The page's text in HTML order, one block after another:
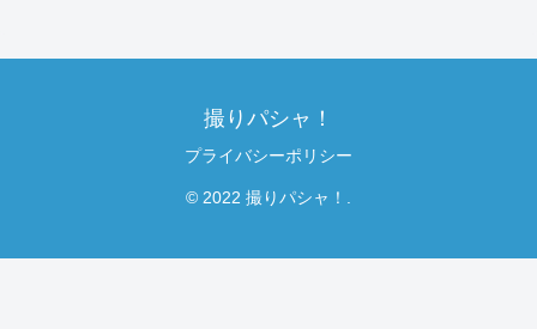
撮りパシャ！
プライバシーポリシー
© 2022 撮りパシャ！.